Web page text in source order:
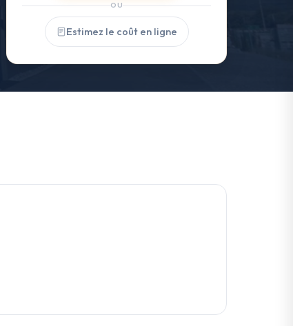
OU
Estimez le coût en ligne